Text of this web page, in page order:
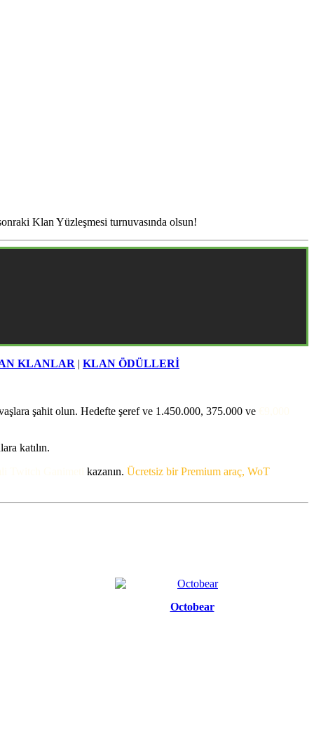
Klan Yüzleşmesi turnuvasında olsun!
KLANLAR | KLAN ÖDÜLLERİ
şahit olun. Hedefte şeref ve 1.450.000, 375.000 ve
katılın.
kazanın. Ücretsiz bir Premium araç, WoT
Octobear